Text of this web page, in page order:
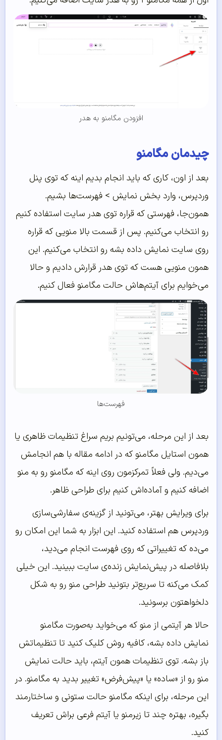
افزودن مگامنو به هدر
چیدمان مگامنو
بعد از اون، کاری که باید انجام بدیم اینه که توی پنل
وردپرس، وارد بخش نمایش > فهرست‌ها بشیم.
همون‌جا، فهرستی که قراره توی هدر سایت استفاده کنیم
رو انتخاب می‌کنیم. پس از قسمت بالا منویی که قراره
روی سایت نمایش داده بشه رو انتخاب می‌کنیم. این
همون منویی هست که توی هدر قرارش دادیم و حالا
می‌خوایم برای آیتم‌هاش حالت مگامنو فعال کنیم.
فهرست‌ها
بعد از این مرحله، می‌تونیم بریم سراغ تنظیمات ظاهری یا
همون استایل مگامنو که در ادامه مقاله با هم انجامش
می‌دیم. ولی فعلاً تمرکزمون روی اینه که مگامنو رو به منو
اضافه کنیم و آماده‌اش کنیم برای طراحی ظاهر.
برای ویرایش بهتر، می‌تونید از گزینه‌ی سفارشی‌سازی
وردپرس هم استفاده کنید. این ابزار به شما این امکان رو
می‌ده که تغییراتی که روی فهرست انجام می‌دید،
بلافاصله در پیش‌نمایش زنده‌ی سایت ببینید. این خیلی
کمک می‌کنه تا سریع‌تر بتونید طراحی منو رو به شکل
دلخواهتون برسونید.
حالا هر آیتمی از منو که می‌خواید به‌صورت مگامنو
نمایش داده بشه، کافیه روش کلیک کنید تا تنظیماتش
باز بشه. توی تنظیمات همون آیتم، باید حالت نمایش
منو رو از «ساده» یا «پیش‌فرض» تغییر بدید به مگامنو. در
این مرحله، برای اینکه مگامنو حالت ستونی و ساختارمند
بگیره، بهتره چند تا زیرمنو یا آیتم فرعی براش تعریف
کنید.